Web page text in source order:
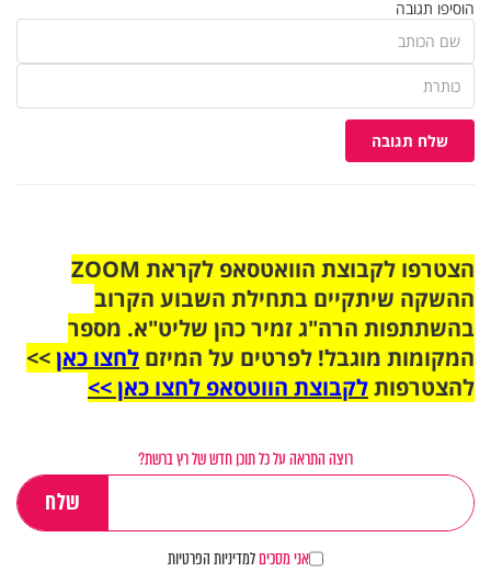
הוסיפו תגובה
שלח תגובה
הצטרפו לקבוצת הוואטסאפ לקראת ZOOM
ההשקה שיתקיים בתחילת השבוע הקרוב
בהשתתפות הרה"ג זמיר כהן שליט"א. מספר
המקומות מוגבל! לפרטים על המיזם לחצו כאן>>
להצטרפותלקבוצת הווטסאפ לחצו כאן >>
רוצה התראה על כל תוכן חדש של רץ ברשת?
אני מסכיםלמדיניות הפרטיות